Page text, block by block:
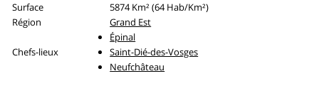
Surface
5874 Km² (64 Hab/Km²)
Région
Grand Est
Chefs-lieux
Épinal
Saint-Dié-des-Vosges
Neufchâteau